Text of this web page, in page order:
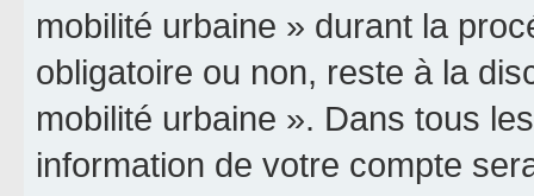
mobilité urbaine » durant la
obligatoire ou non, reste à la
mobilité urbaine ». Dans tous
information de votre compte